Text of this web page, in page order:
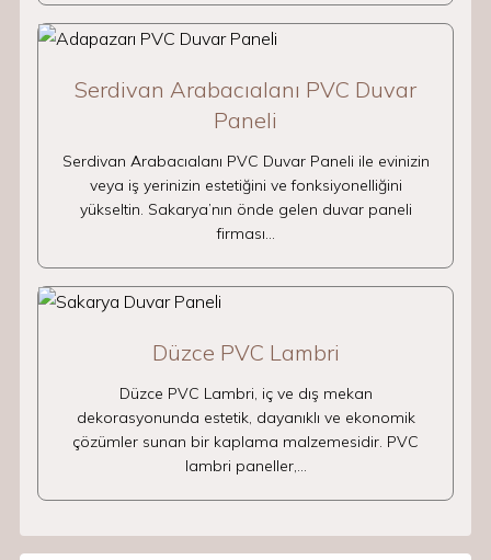
Serdivan Arabacıalanı PVC Duvar
Paneli
Serdivan Arabacıalanı PVC Duvar Paneli ile evinizin
veya iş yerinizin estetiğini ve fonksiyonelliğini
yükseltin. Sakarya’nın önde gelen duvar paneli
firması…
Düzce PVC Lambri
Düzce PVC Lambri, iç ve dış mekan
dekorasyonunda estetik, dayanıklı ve ekonomik
çözümler sunan bir kaplama malzemesidir. PVC
lambri paneller,…